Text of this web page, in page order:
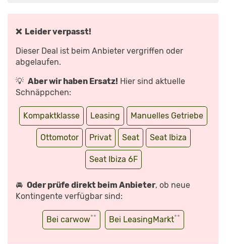
❌ Leider verpasst!
Dieser Deal ist beim Anbieter vergriffen oder
abgelaufen.
💡 Aber wir haben Ersatz! Hier sind aktuelle
Schnäppchen:
Kompaktklasse Leasing Manuelles Getriebe
Ottomotor Privat Seat Seat Ibiza
Seat Ibiza 6F
🚘 Oder prüfe direkt beim Anbieter, ob neue
Kontingente verfügbar sind:
Bei carwow** Bei LeasingMarkt**
ERSTER
MQB-
AUTOPHORIE“
VON
YOUTUBE